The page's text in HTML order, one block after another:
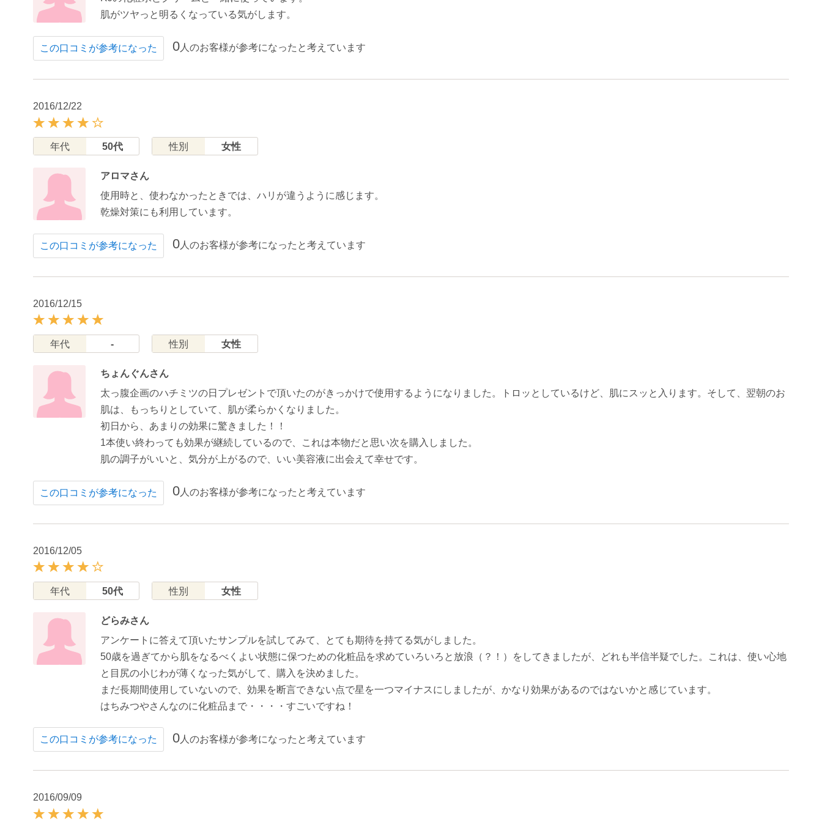
肌がツヤっと明るくなっている気がします。
この口コミが参考になった 0人のお客様が参考になったと考えています
2016/12/22
年代 50代 性別 女性
アロマさん
使用時と、使わなかったときでは、ハリが違うように感じます。
乾燥対策にも利用しています。
この口コミが参考になった 0人のお客様が参考になったと考えています
2016/12/15
年代 - 性別 女性
ちょんぐんさん
太っ腹企画のハチミツの日プレゼントで頂いたのがきっかけで使用するようになりました。トロッとしているけど、肌にスッと入ります。そして、翌朝のお
肌は、もっちりとしていて、肌が柔らかくなりました。
初日から、あまりの効果に驚きました！！
1本使い終わっても効果が継続しているので、これは本物だと思い次を購入しました。
肌の調子がいいと、気分が上がるので、いい美容液に出会えて幸せです。
この口コミが参考になった 0人のお客様が参考になったと考えています
2016/12/05
年代 50代 性別 女性
どらみさん
アンケートに答えて頂いたサンプルを試してみて、とても期待を持てる気がしました。
50歳を過ぎてから肌をなるべくよい状態に保つための化粧品を求めていろいろと放浪（？！）をしてきましたが、どれも半信半疑でした。これは、使い心地
と目尻の小じわが薄くなった気がして、購入を決めました。
まだ長期間使用していないので、効果を断言できない点で星を一つマイナスにしましたが、かなり効果があるのではないかと感じています。
はちみつやさんなのに化粧品まで・・・・すごいですね！
この口コミが参考になった 0人のお客様が参考になったと考えています
2016/09/09